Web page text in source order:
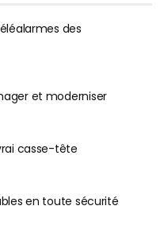
des
et moderniser
casse-tête
en toute sécurité